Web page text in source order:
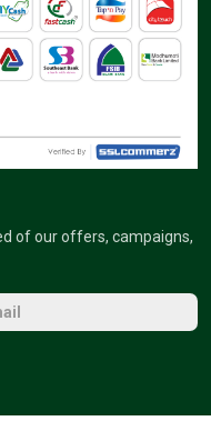
of our offers, campaigns,